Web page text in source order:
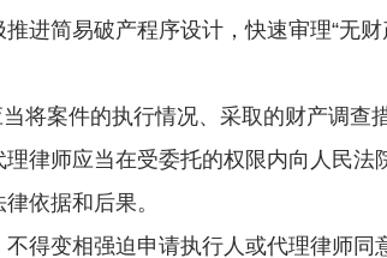
进简易破产程序设计，快速审理“无财
案件的执行情况、采取的财产调查
律师应当在受委托的权限内向人民法
依据和后果。
得变相强迫申请执行人或代理律师同